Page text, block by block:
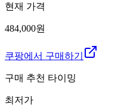
현재 가격
484,000원
쿠팡에서 구매하기
구매 추천 타이밍
최저가